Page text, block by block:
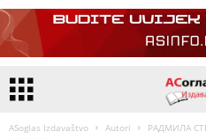
ASoglas Izdavaštvo Autori РАДМИЛА